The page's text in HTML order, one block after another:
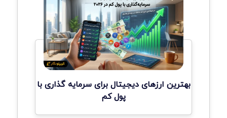
بهترین ارزهای دیجیتال برای سرمایه گذاری با
پول کم